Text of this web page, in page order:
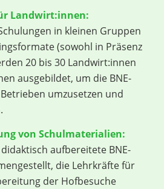
Landwirt:innen:
in kleinen Gruppen
(sowohl in Präsenz
20 bis 30 Landwirt:innen
ausgebildet, um die BNE-
umzusetzen und
von Schulmaterialien:
aufbereitete BNE-
die Lehrkräfte für
der Hofbesuche